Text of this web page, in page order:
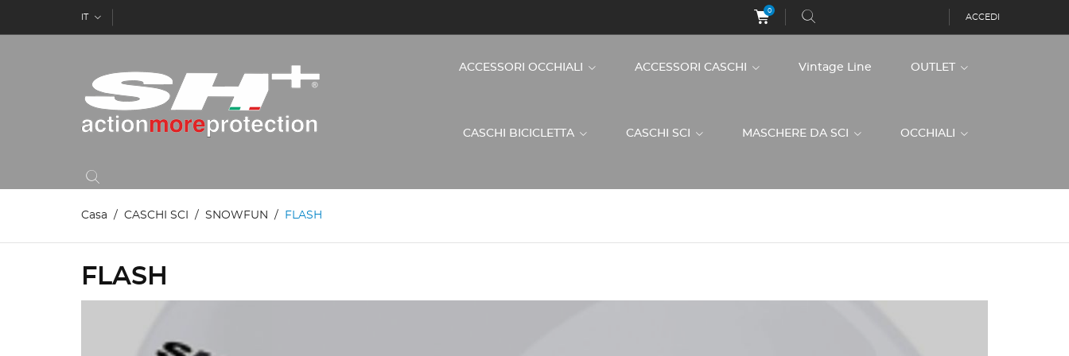
IT
0
ACCEDI
ACCESSORI OCCHIALI ACCESSORI CASCHI Vintage Line OUTLET
CASCHI BICICLETTA CASCHI SCI MASCHERE DA SCI OCCHIALI
Casa CASCHI SCI SNOWFUN FLASH
FLASH